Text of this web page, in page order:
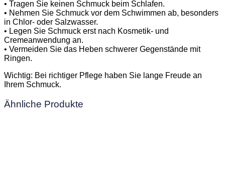
• Tragen Sie keinen Schmuck beim Schlafen.
• Nehmen Sie Schmuck vor dem Schwimmen ab, besonders
in Chlor- oder Salzwasser.
• Legen Sie Schmuck erst nach Kosmetik- und
Cremeanwendung an.
• Vermeiden Sie das Heben schwerer Gegenstände mit
Ringen.
Wichtig: Bei richtiger Pflege haben Sie lange Freude an
Ihrem Schmuck.
Ähnliche Produkte